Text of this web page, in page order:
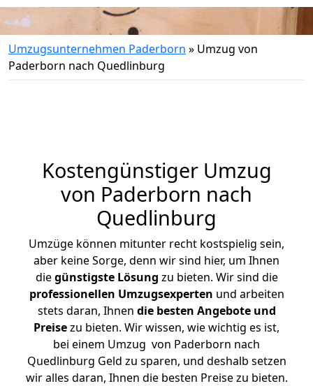
Umzugsunternehmen Paderborn » Umzug von
Paderborn nach Quedlinburg
Kostengünstiger Umzug
von Paderborn nach
Quedlinburg
Umzüge können mitunter recht kostspielig sein,
aber keine Sorge, denn wir sind hier, um Ihnen
diegünstigste Lösung zu bieten. Wir sind die
professionellen Umzugsexperten und arbeiten
stets daran, Ihnen die besten Angebote und
Preisezu bieten. Wir wissen, wie wichtig es ist,
bei einem Umzug von Paderborn nach
Quedlinburg Geld zu sparen, und deshalb setzen
wir alles daran, Ihnen die besten Preise zu bieten.